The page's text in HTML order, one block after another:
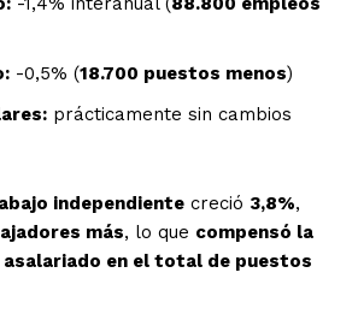
-0,5% (18.700 puestos menos)
prácticamente sin cambios
independiente creció 3,8%,
más, lo que compensó la
asalariado en el total de puestos